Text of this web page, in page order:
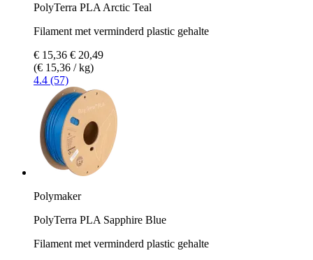
PolyTerra PLA Arctic Teal
Filament met verminderd plastic gehalte
€ 15,36 € 20,49
(€ 15,36 / kg)
4.4 (57)
Polymaker
PolyTerra PLA Sapphire Blue
Filament met verminderd plastic gehalte